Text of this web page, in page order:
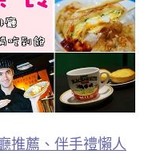
推薦、伴手禮懶人